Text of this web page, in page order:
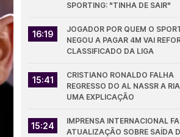
SPORTING: "TINHA DE SAIR"
16:19
JOGADOR POR QUEM O
NEGOU A PAGAR 4M VAI
CLASSIFICADO DA LIGA
15:41
CRISTIANO RONALDO FALHA
REGRESSO DO AL NASSR A
UMA EXPLICAÇÃO
15:24
IMPRENSA INTERNACIONAL
ATUALIZAÇÃO SOBRE SAÍDA